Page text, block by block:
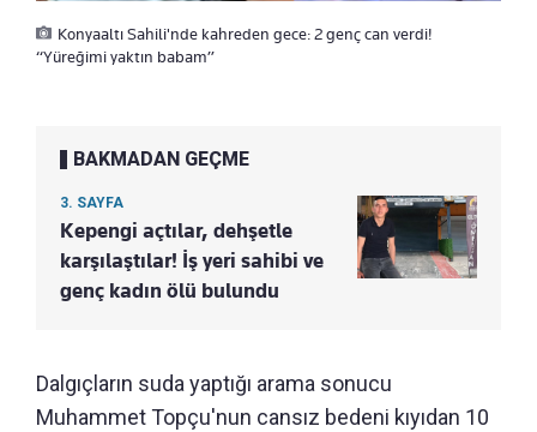
Konyaaltı Sahili'nde kahreden gece: 2 genç can verdi!
“Yüreğimi yaktın babam”
BAKMADAN GEÇME
3. SAYFA
Kepengi açtılar, dehşetle
karşılaştılar! İş yeri sahibi ve
genç kadın ölü bulundu
Dalgıçların suda yaptığı arama sonucu
Muhammet Topçu'nun cansız bedeni kıyıdan 10